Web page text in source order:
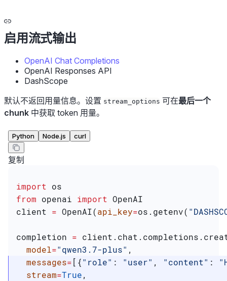
启用流式输出
OpenAI Chat Completions
OpenAI Responses API
DashScope
默认不返回用量信息。设置 stream_options 可在最后一个
chunk 中获取 token 用量。
Python Node.js curl
复制
import os
from openai import OpenAI
client = OpenAI(api_key=os.getenv(
completion =
  model
="qwen3.7-plus" ,
  messages
= [{"role" : "user" , "content" :
  stream
=True